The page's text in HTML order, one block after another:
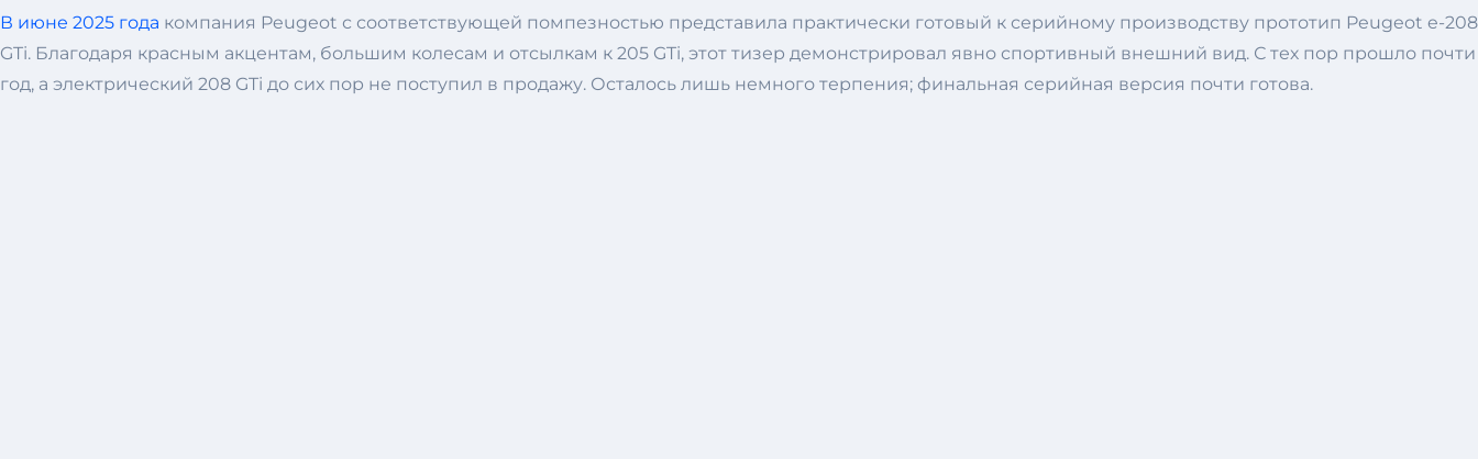
В июне 2025 года компания Peugeot с соответствующей помпезностью представила практически готовый к серийному производству прототип Peugeot e-208
GTi. Благодаря красным акцентам, большим колесам и отсылкам к 205 GTi, этот тизер демонстрировал явно спортивный внешний вид. С тех пор прошло почти
год, а электрический 208 GTi до сих пор не поступил в продажу. Осталось лишь немного терпения; финальная серийная версия почти готова.